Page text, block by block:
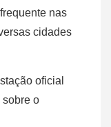
nas
cidades
oficial
sobre o